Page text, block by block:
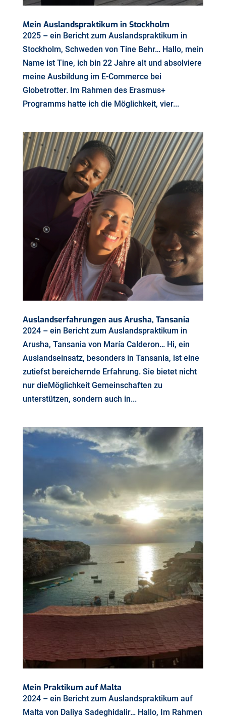
Mein Auslandspraktikum in Stockholm
2025 – ein Bericht zum Auslandspraktikum in
Stockholm, Schweden von Tine Behr… Hallo, mein
Name ist Tine, ich bin 22 Jahre alt und absolviere
meine Ausbildung im E-Commerce bei
Globetrotter. Im Rahmen des Erasmus+
Programms hatte ich die Möglichkeit, vier...
Auslandserfahrungen aus Arusha, Tansania
2024 – ein Bericht zum Auslandspraktikum in
Arusha, Tansania von María Calderon… Hi, ein
Auslandseinsatz, besonders in Tansania, ist eine
zutiefst bereichernde Erfahrung. Sie bietet nicht
nur dieMöglichkeit Gemeinschaften zu
unterstützen, sondern auch in...
Mein Praktikum auf Malta
2024 – ein Bericht zum Auslandspraktikum auf
Malta von Daliya Sadeghidalir… Hallo, Im Rahmen